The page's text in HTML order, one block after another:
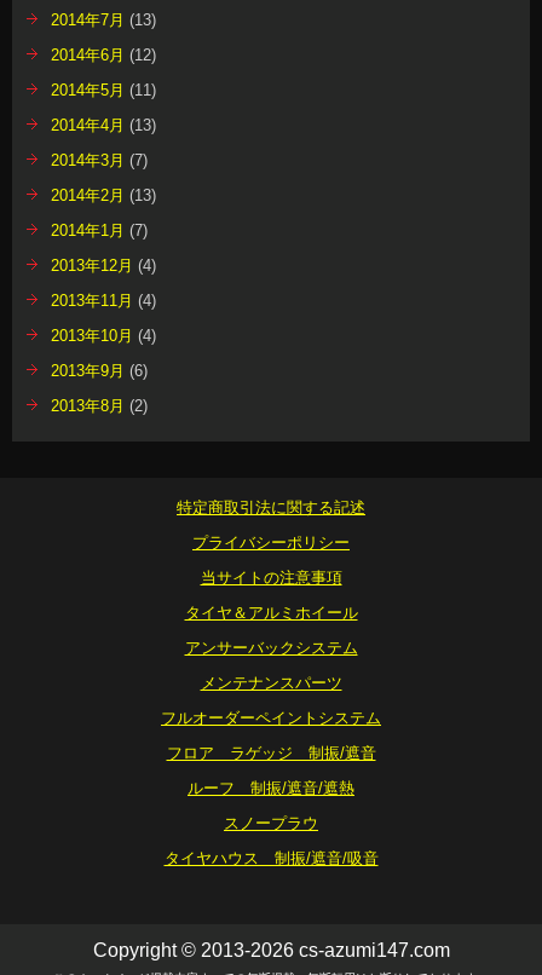
2014年7月 (13)
2014年6月 (12)
2014年5月 (11)
2014年4月 (13)
2014年3月 (7)
2014年2月 (13)
2014年1月 (7)
2013年12月 (4)
2013年11月 (4)
2013年10月 (4)
2013年9月 (6)
2013年8月 (2)
特定商取引法に関する記述
プライバシーポリシー
当サイトの注意事項
タイヤ＆アルミホイール
アンサーバックシステム
メンテナンスパーツ
フルオーダーペイントシステム
フロア ラゲッジ 制振/遮音
ルーフ 制振/遮音/遮熱
スノープラウ
タイヤハウス 制振/遮音/吸音
Copyright © 2013-2026 cs-azumi147.com